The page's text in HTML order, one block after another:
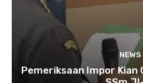
NEWS
Pemeriksaan Impor Kian